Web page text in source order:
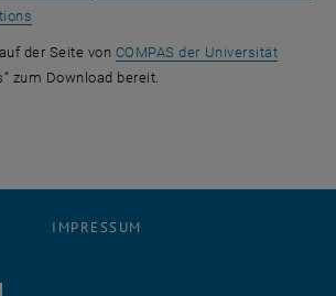
der Seite von COMPAS der Universität
URL in einem neuen Fenster
zum Download bereit.
IMPRESSUM